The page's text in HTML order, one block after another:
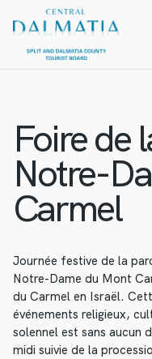
Foire de
Notre-
Carmel
Journée festive de la
Notre-Dame du Mont
du Carmel en Israël.
événements religieux,
solennel est sans aucun
midi suivie de la